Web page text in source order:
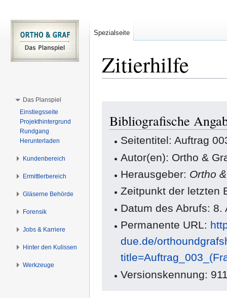
Zitierhilfe
Navigation
springen
Suche
springen
Bibliografische
Seitentitel: Auftrag
Autor(en): Ortho &
Herausgeber: Ortho
Zeitpunkt der letzten
Datum des Abrufs:
Permanente URL:
due.de/
Versionskennung:
Spezialseite
Das Planspiel
Einstiegsseite
Projekthintergrund
Rundgang
Herunterladen
Kundenbereich
Ermittlerbereich
Gläserne Behörde
Forensik
Jobs & Karriere
Hinter den Kulissen
Werkzeuge